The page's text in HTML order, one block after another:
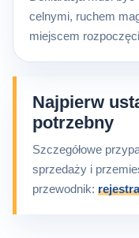
celnymi, ruchem
miejscem
Najpierw
potrzebny
Szczegółowe
sprzedaży i
przewodnik: